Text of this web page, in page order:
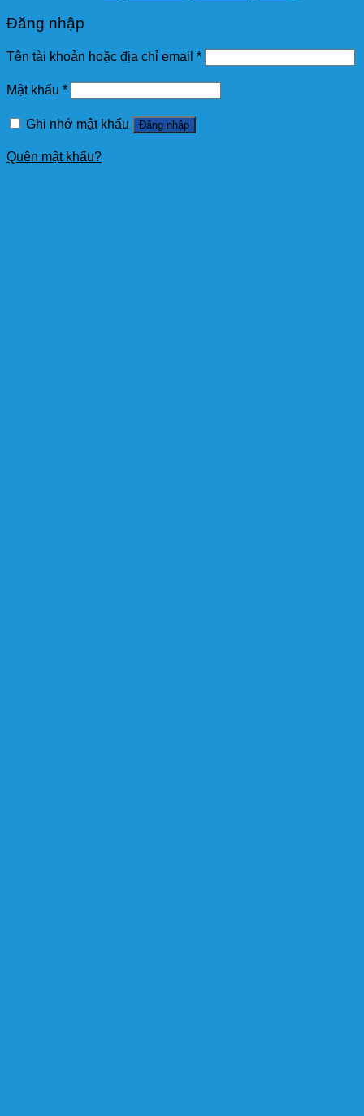
Đăng nhập
Tên tài khoản hoặc địa chỉ email *
Mật khẩu *
Ghi nhớ mật khẩu Đăng nhập
Quên mật khẩu?